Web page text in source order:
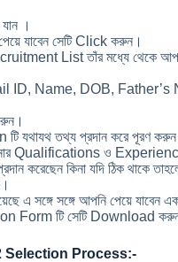
।
যাবেন সেটি Click করুন।
List তাঁর মধ্যে থেকে
Name, DOB, Father’s
যথাযথ তথ্য প্রদান করে পূরণ
Qualifications ও
করেছেন কিনা যদি ঠিক থাকে
এ সঙ্গে সঙ্গে আপনি পেয়ে
Form টি সেটি Download
Selection Process:-